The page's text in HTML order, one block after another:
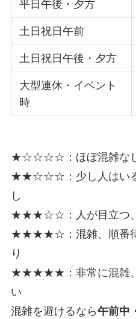
平日午後・夕方
土日祝日午前
土日祝日午後・夕方
大型連休・イベント
時
★☆☆☆☆：ほぼ混雑な
★★☆☆☆：少し人はいる
し
★★★☆☆：人が目立つ、
★★★★☆：混雑、順番待
り
★★★★★：非常に混雑、
い
混雑を避けるなら午前中